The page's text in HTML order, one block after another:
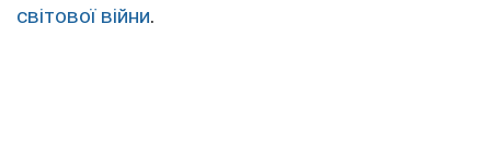
світової війни.